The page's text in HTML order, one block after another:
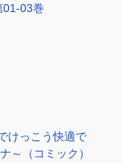
01-03巻
けっこう快適で
～（コミック）